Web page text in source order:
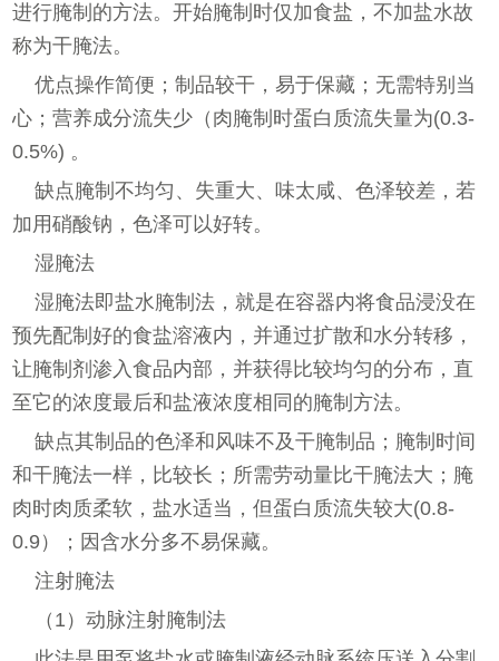
进行腌制的方法。开始腌制时仅加食盐，不加盐水故
称为干腌法。
优点操作简便；制品较干，易于保藏；无需特别当
心；营养成分流失少（肉腌制时蛋白质流失量为(0.3-
0.5%) 。
缺点腌制不均匀、失重大、味太咸、色泽较差，若
加用硝酸钠，色泽可以好转。
湿腌法
湿腌法即盐水腌制法，就是在容器内将食品浸没在
预先配制好的食盐溶液内，并通过扩散和水分转移，
让腌制剂渗入食品内部，并获得比较均匀的分布，直
至它的浓度最后和盐液浓度相同的腌制方法。
缺点其制品的色泽和风味不及干腌制品；腌制时间
和干腌法一样，比较长；所需劳动量比干腌法大；腌
肉时肉质柔软，盐水适当，但蛋白质流失较大(0.8-
0.9）；因含水分多不易保藏。
注射腌法
（1）动脉注射腌制法